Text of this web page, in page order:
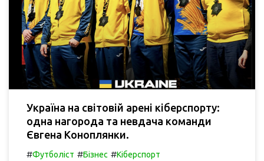
Україна на світовій арені кіберспорту:
одна нагорода та невдача команди
Євгена Коноплянки.
#Футболіст #Бізнес #Кіберспорт